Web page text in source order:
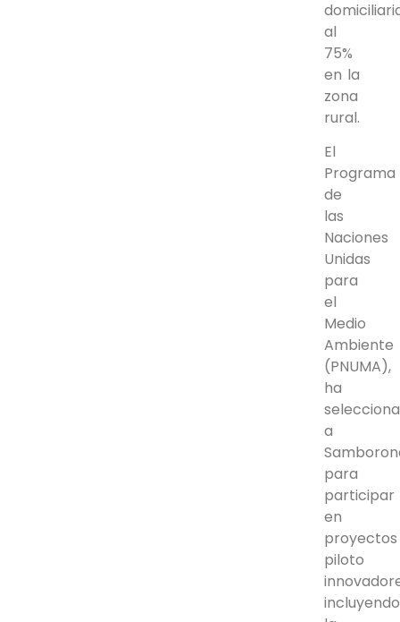
al
75%
en la
zona
rural.
El
Programa
de
las
Naciones
Unidas
para
el
Medio
Ambiente
(PNUMA),
ha
a
para
participar
en
proyectos
piloto
incluyendo